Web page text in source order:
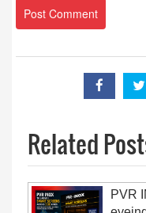
Related
PVR